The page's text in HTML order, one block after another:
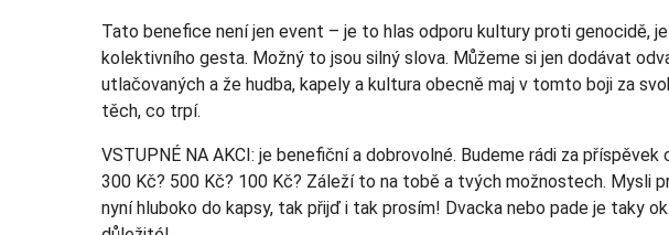
Tato benefice není jen event – je to hlas odporu kultury proti genocidě,
kolektivního gesta. Možný to jsou silný slova. Můžeme si jen dodávat
utlačovaných a že hudba, kapely a kultura obecně maj v tomto boji za
těch, co trpí.
VSTUPNÉ NA AKCI: je benefiční a dobrovolné. Budeme rádi za
300 Kč? 500 Kč? 100 Kč? Záleží to na tobě a tvých možnostech. Mysli
nyní hluboko do kapsy, tak přijď i tak prosím! Dvacka nebo pade je taky